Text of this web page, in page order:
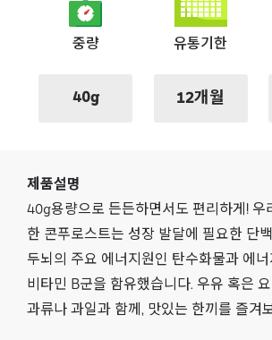
중량
40g
유통기한
12개월
제품설명
40g용량으로 든든하면서도 편리하게! 우
한 콘푸로스트는 성장 발달에 필요한 단
두뇌의 주요 에너지원인 탄수화물과 에
비타민 B군을 함유했습니다. 우유 혹은
과류나 과일과 함께, 맛있는 한끼를 즐겨